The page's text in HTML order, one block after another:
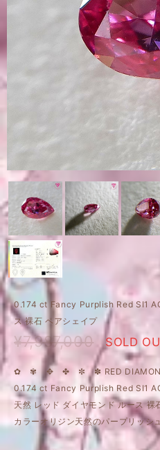
0.174 ct Fancy Purplish Red SI1
ス 裸石 ペアシェイプ
¥7,987,000 SOLD
✿ ✾ ✥ ✤ ✼ ✽ RED
0.174 ct Fancy Purplish Red SI1
天然 レッド ダイヤモンド ルース 裸
カラーオリジン天然のパープリッシ